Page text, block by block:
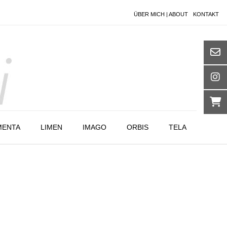
ÜBER MICH | ABOUT KONTAKT
LIMEN IMAGO ORBIS TELA